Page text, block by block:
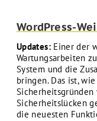
WordPress-
Updates:Einer der
Wartungsarbeiten
System und die
bringen. Das ist,
Sicherheitslücken
die neuesten